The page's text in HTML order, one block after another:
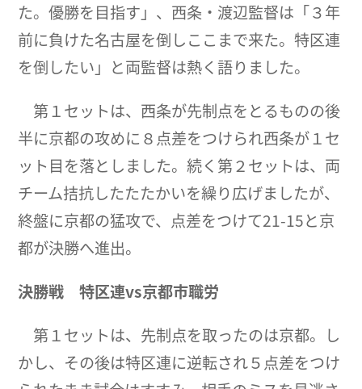
た。優勝を目指す」、西条・渡辺監督は「３年
前に負けた名古屋を倒しここまで来た。特区連
を倒したい」と両監督は熱く語りました。
第１セットは、西条が先制点をとるものの後
半に京都の攻めに８点差をつけられ西条が１セ
ット目を落としました。続く第２セットは、両
チーム拮抗したたたかいを繰り広げましたが、
終盤に京都の猛攻で、点差をつけて21-15と京
都が決勝へ進出。
決勝戦 特区連vs京都市職労
第１セットは、先制点を取ったのは京都。し
かし、その後は特区連に逆転され５点差をつけ